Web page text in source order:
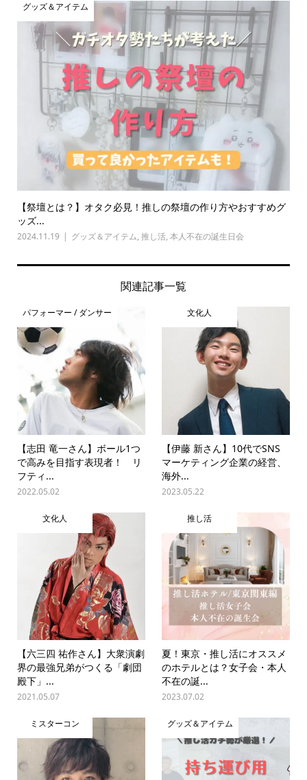
グッズ＆アイテム
【祭壇とは？】オタク必見！推しの祭壇の作り方やおすすめグ
ッズ...
2024.11.19 グッズ＆アイテム, 推し活, 本人不在の誕生日会
関連記事一覧
パフォーマー / ダンサー
【志田 竜一さん】ボール1つ
で高みを目指す表現者！ リ
フティ...
2022.05.02
文化人
【伊藤 新さん】10代でSNS
マーケティング企業の経営、
海外...
2023.05.22
文化人
【六三四 祐作さん】大衆演劇
界の最強兄弟がつくる「劇団
殿下」...
2021.05.07
推し活
夏！東京・推し活にオススメ
のホテルとは？女子会・本人
不在の誕...
2023.07.02
ミスターコン グッズ＆アイテム